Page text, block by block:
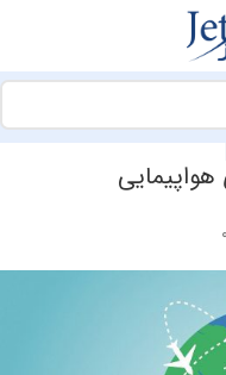
هواپیمایی